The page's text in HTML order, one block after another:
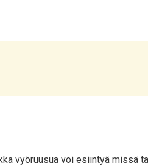
vyöruusua voi esiintyä missä